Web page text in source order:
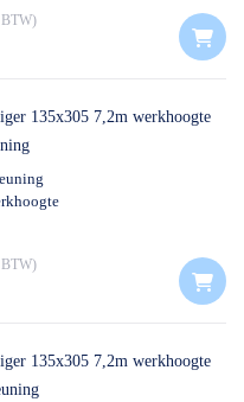
135x305 7,2m werkhoogte
135x305 7,2m werkhoogte